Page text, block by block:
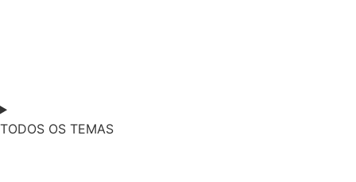
TODOS OS TEMAS